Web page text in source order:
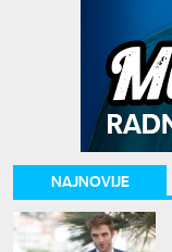
NAJNOVIJE